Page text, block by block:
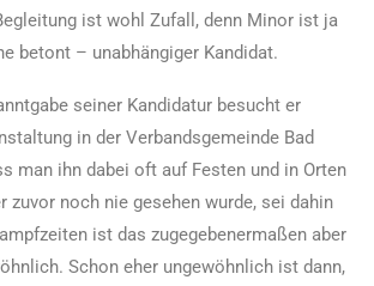
ist wohl Zufall, denn Minor ist ja
betont – unabhängiger Kandidat.
seiner Kandidatur besucht er
in der Verbandsgemeinde Bad
man ihn dabei oft auf Festen und in Orten
zuvor noch nie gesehen wurde, sei dahin
ist das zugegebenermaßen aber
Schon eher ungewöhnlich ist dann,